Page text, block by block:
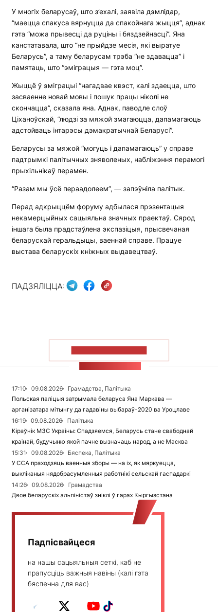
У многіх беларусаў, што з’ехалі, заявіла дэмлідар,
“маецца спакуса вярнуцца да спакойнага жыцця”, аднак
гэта “можа прывесці да руціны і бяздзейнасці”. Яна
канстатавала, што “не прыйдзе месія, які выратуе
Беларусь”, а таму беларусам трэба “не здавацца” і
памятаць, што “эміграцыя — гэта моц”.
Жыццё ў эміграцыі “нагадвае квэст, калі здаецца, што
засваенне новай мовы і пошук працы ніколі не
скончацца”, сказала яна. Аднак, паводле слоў
Ціханоўскай, “людзі за мяжой змагаюцца, дапамагаюць
адстойваць інтарэсы дэмакратычнай Беларусі”.
Беларусы за мяжой “могуць і дапамагаюць” у справе
падтрымкі палітычных зняволеных, набліжэння перамогі
прыхільнікаў перамен.
“Разам мы ўсё пераадолеем”, — запэўніла палітык.
Перад адкрыццём форуму адбылася прэзентацыя
некамерцыйных сацыяльна значных праектаў. Сярод
іншага была прадстаўлена экспазіцыя, прысвечаная
беларускай геральдыцы, ваеннай справе. Працуе
выстава беларускіх кніжных выдавецтваў.
ПАДЗЯЛІЦЦА:
17:10 09.08.2026
Грамадства, Палітыка
Польская паліцыя затрымала беларуса Яна Маркава —
арганізатара мітынгу да гадавіны выбараў-2020 ва Уроцлаве
16:19
09.08.2026
Палітыка
Кіраўнік МЗС Украіны: Спадзяемся, Беларусь стане свабоднай
краінай, будучыню якой пачне вызначаць народ, а не Масква
15:31
09.08.2026
Бяспека, Палітыка
У ССА праходзяць ваенныя зборы — на іх, як мяркуецца,
выкліканыя нядобрасумленныя работнікі сельскай гаспадаркі
14:26
09.08.2026
Грамадства
Двое беларускіх альпіністаў зніклі ў гарах Кыргызстана
Падпісвайцеся
на нашы сацыяльныя сеткі, каб не
прапусціць важныя навіны (калі гэта
бяспечна для вас)